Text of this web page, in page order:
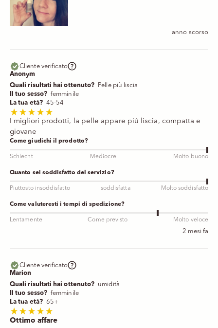
anno scorso
Cliente verificato
Anonym
Quali risultati hai ottenuto?
Pelle più liscia
Il tuo sesso? femminile
La tua età? 45-54
I migliori prodotti, la pelle appare più liscia, compatta e
giovane
Come giudichi il prodotto?
Schlecht Mediocre Molto buono
Quanto sei soddisfatto del servizio?
Piuttosto insoddisfatto soddisfatta Molto soddisfatto
Come valuteresti i tempi di spedizione?
Lentamente Come previsto Molto veloce
2 mesi fa
Cliente verificato
Marion
Quali risultati hai ottenuto?
umidità
Il tuo sesso? femminile
La tua età? 65+
Ottimo affare